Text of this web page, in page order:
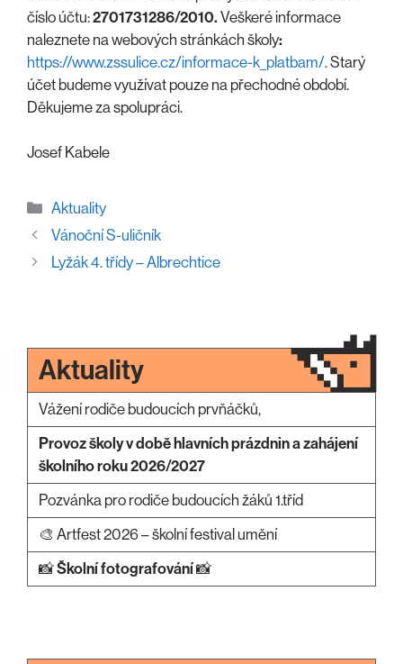
číslo účtu:2701731286/2010. Veškeré informace
naleznete na webových stránkách školy:
https://www.zssulice.cz/informace-k_platbam/. Starý
účet budeme využívat pouze na přechodné období.
Děkujeme za spolupráci.
Josef Kabele
Rubriky
Aktuality
Vánoční S-uličník
Lyžák 4. třídy – Albrechtice
Aktuality
Vážení rodiče budoucích prvňáčků,
Provoz školy v době hlavních prázdnin a zahájení
školního roku 2026/2027
Pozvánka pro rodiče budoucích žáků 1.tříd
🎨 Artfest 2026 – školní festival umění
📸Školní fotografování📸